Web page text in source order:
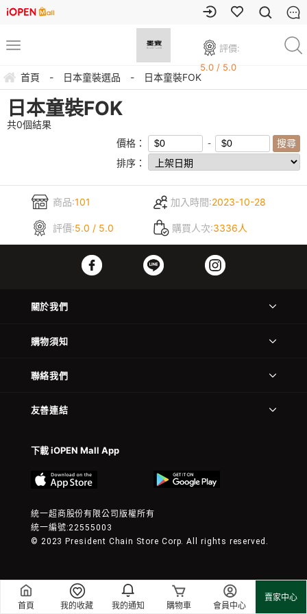
首頁 我的收藏 我的通知 購物車 會員中心
賣家中心
評價:
5.0 / 5.0
首頁 - 日本童裝選品 - 日本童裝FOK
日本童裝FOK
共0個結果
價格：
排序：
商品:101 加入時間:2023-10-28
評價:5.0 / 5.0 購買人次:3336人
關於我們
購物須知
聯絡我們
友善連結
下載 iOPEN Mall App
統一超商股份有限公司版權所有
統一編號:22555003
© 2023 President Chain Store Corp. All rights reserved.